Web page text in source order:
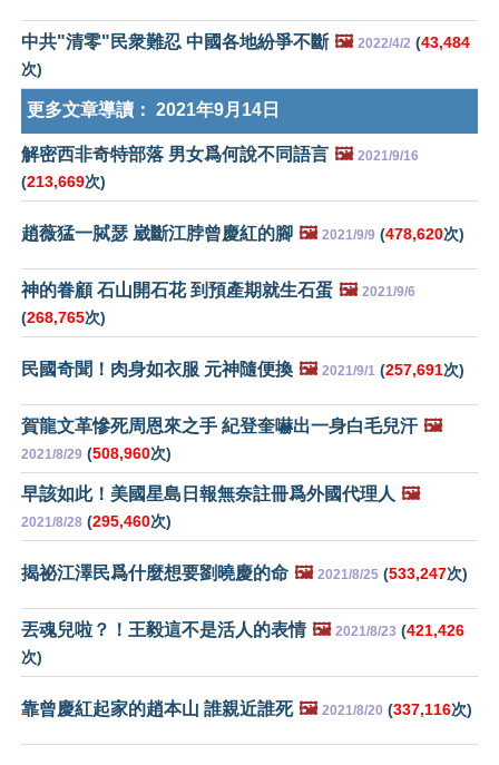
中共"清零"民衆難忍 中國各地紛爭不斷 🖼️ 2022/4/2 (43,484
次)
更多文章導讀： 2021年9月14日
解密西非奇特部落 男女爲何說不同語言 🖼️ 2021/9/16
(213,669次)
趙薇猛一脦瑟 崴斷江脖曾慶紅的腳 🖼️ 2021/9/9 (478,620次)
神的眷顧 石山開石花 到預產期就生石蛋 🖼️ 2021/9/6
(268,765次)
民國奇聞！肉身如衣服 元神隨便換 🖼️ 2021/9/1 (257,691次)
賀龍文革慘死周恩來之手 紀登奎嚇出一身白毛兒汗 🖼️
2021/8/29 (508,960次)
早該如此！美國星島日報無奈註冊爲外國代理人 🖼️
2021/8/28 (295,460次)
揭祕江澤民爲什麼想要劉曉慶的命 🖼️ 2021/8/25 (533,247次)
丟魂兒啦？！王毅這不是活人的表情 🖼️ 2021/8/23 (421,426
次)
靠曾慶紅起家的趙本山 誰親近誰死 🖼️ 2021/8/20 (337,116次)